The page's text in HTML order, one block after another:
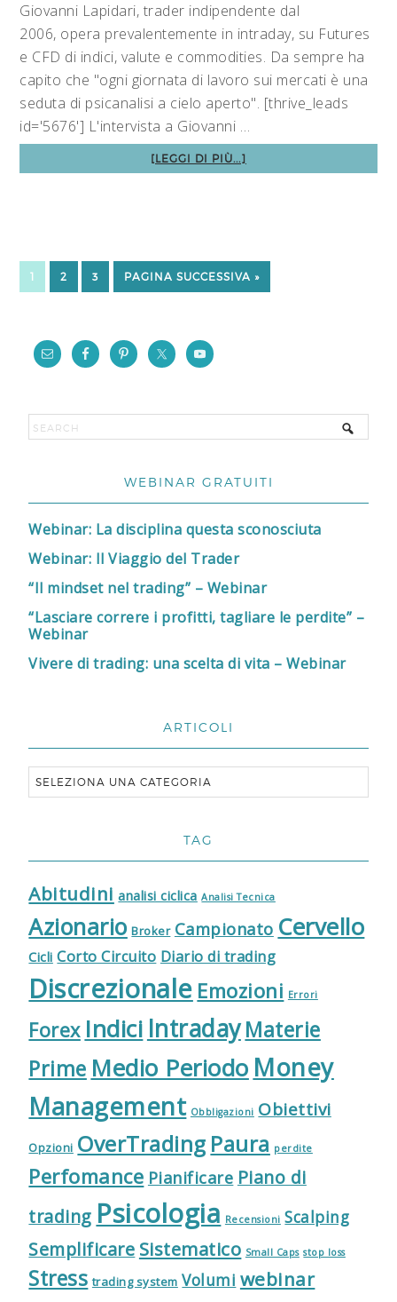
Giovanni Lapidari, trader indipendente dal
2006, opera prevalentemente in intraday, su Futures
e CFD di indici, valute e commodities. Da sempre ha
capito che "ogni giornata di lavoro sui mercati è una
seduta di psicanalisi a cielo aperto". [thrive_leads
id='5676'] L'intervista a Giovanni …
[LEGGI DI PIÙ...]
1 2 3 PAGINA SUCCESSIVA »
WEBINAR GRATUITI
Webinar: La disciplina questa sconosciuta
Webinar: Il Viaggio del Trader
“Il mindset nel trading” – Webinar
“Lasciare correre i profitti, tagliare le perdite” –
Webinar
Vivere di trading: una scelta di vita – Webinar
ARTICOLI
TAG
Abitudini analisi ciclica Analisi Tecnica
Azionario Broker Campionato Cervello
Cicli Corto Circuito Diario di trading
Discrezionale Emozioni Errori
Forex Indici IntradayMaterie
Prime Medio Periodo Money
Management Obbligazioni Obiettivi
Opzioni OverTrading Paura perdite
Perfomance Pianificare Piano di
trading Psicologia Recensioni Scalping
Semplificare Sistematico Small Caps stop loss
Stress trading system Volumi webinar